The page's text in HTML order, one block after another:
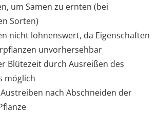
um Samen zu ernten (bei
Sorten)
nicht lohnenswert, da Eigenschaften
unvorhersehbar
Blütezeit durch Ausreißen des
möglich
nach Abschneiden der